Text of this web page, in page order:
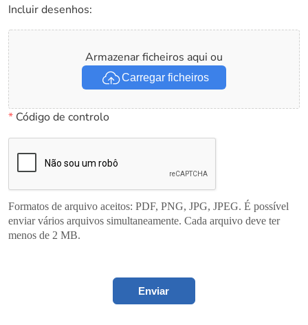
Incluir desenhos:
Armazenar ficheiros aqui ou
Carregar ficheiros
*Código de controlo
Formatos de arquivo aceitos: PDF, PNG, JPG, JPEG. É possível
enviar vários arquivos simultaneamente. Cada arquivo deve ter
menos de 2 MB.
Enviar